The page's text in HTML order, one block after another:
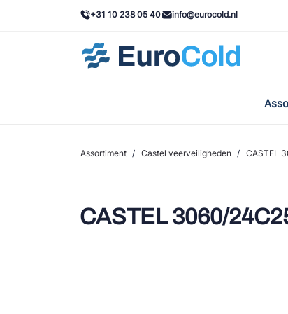
+31 10 238 05 40 info@eurocold.nl
Assortiment / Castel veerveiligheden / CASTEL
CASTEL 3060/